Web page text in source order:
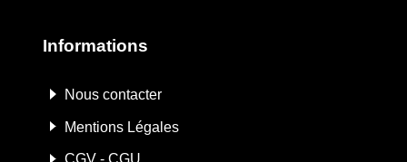
Informations
Nous contacter
Mentions Légales